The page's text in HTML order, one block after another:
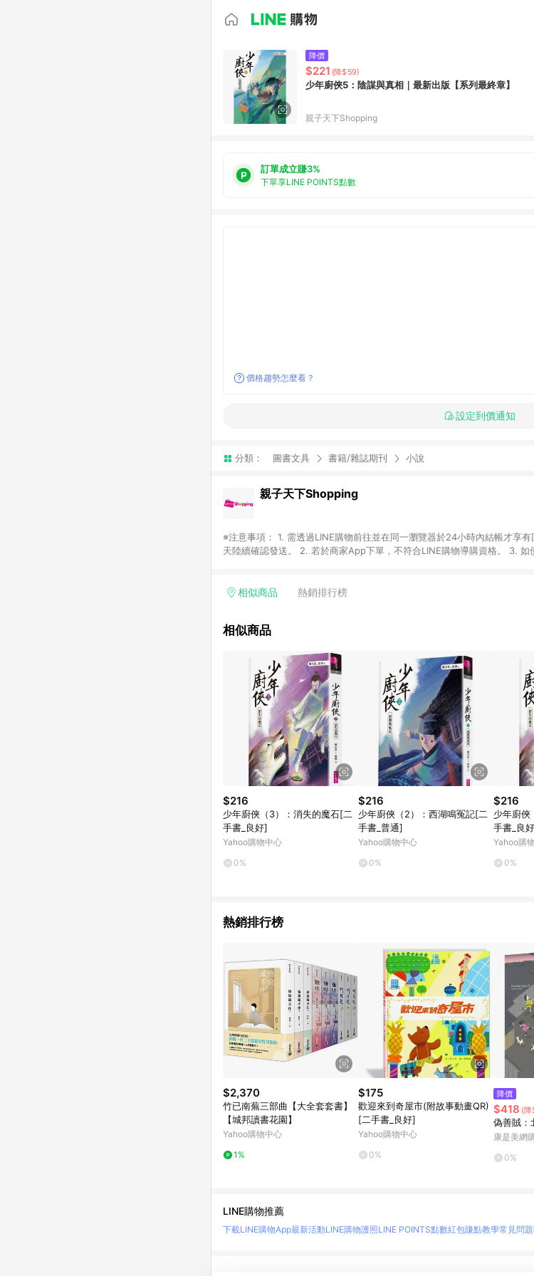
降價
$221 (降$59)
少年廚俠5：陰謀與真相｜最新出版【系列最終章】
親子天下Shopping
訂單成立賺3%
下單享LINE POINTS點數
價格趨勢怎麼看？
設定到價通知
分類： 圖書文具 書籍/雜誌期刊 小說
親子天下Shopping
※注意事項： 1. 需透過LINE購物前往並在同一瀏覽器於24小時內結帳才享
天陸續確認發送。 2. 若於商家App下單，不符合LINE購物導購資格。 3. 如
平台，商品資料更新會有時間差，如顯示之商品規格、價位、贈品等與親子
相似商品 熱銷排行榜
相似商品
$216
少年廚俠（3）：消失的魔石[二
手書_良好]
Yahoo購物中心
0%
$216
少年廚俠（2）：西湖鳴冤記[二
手書_普通]
Yahoo購物中心
0%
$216
少年廚俠
手書_良
Yahoo購
0%
熱銷排行榜
$2,370
竹已南蕪三部曲【大全套套書】
【城邦讀書花園】
Yahoo購物中心
1%
$175
歡迎來到奇屋市(附故事動畫QR)
[二手書_良好]
Yahoo購物中心
0%
降價
$418 (降
偽善賊：
康是美網
0%
LINE購物推薦
下載LINE購物App最新活動LINE購物護照LINE POINTS點數紅包賺點教學常見問題